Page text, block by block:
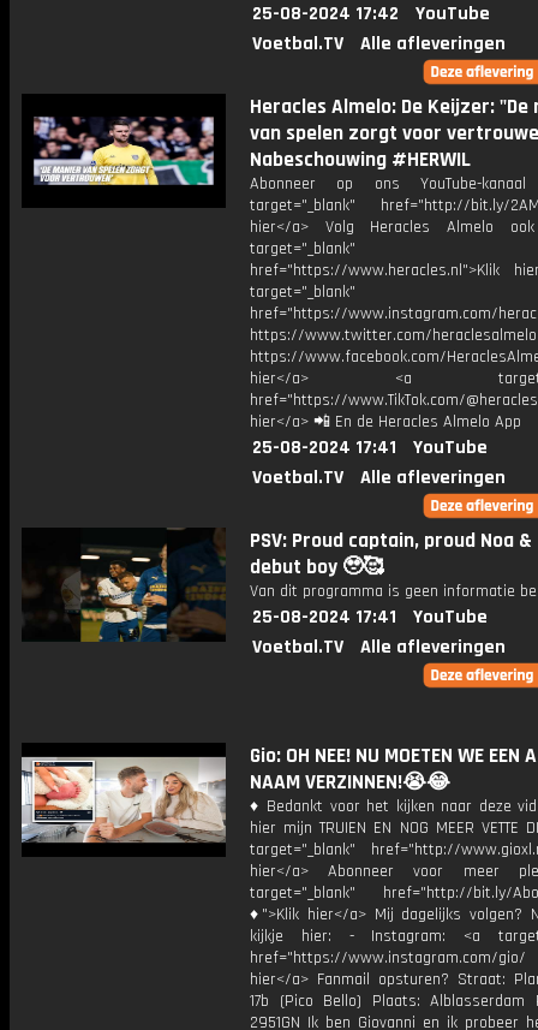
25-08-2024 17:42
YouTube
Voetbal.TV
Alle afleveringen
Heracles Almelo: De Keijzer: "De
van spelen zorgt voor
Nabeschouwing #HERWIL
Abonneer op ons YouTube-
target="_blank" href="http://bit.ly/
hier</a> Volg Heracles Almelo
target="_blank"
href="https://www.heracles.nl">Klik
target="_blank"
href="https://www.instagram.com/
https://www.twitter.com/heraclesalmelo
https://www.facebook.com/
hier</a> <a
href="https://www.TikTok.com/
hier</a> 📲 En de Heracles Almelo App
25-08-2024 17:41
YouTube
Voetbal.TV
Alle afleveringen
PSV: Proud captain, proud Noa
debut boy 🥹🥰
Van dit programma is geen informatie
25-08-2024 17:41
YouTube
Voetbal.TV
Alle afleveringen
Gio: OH NEE! NU MOETEN WE EEN
NAAM VERZINNEN!😭😂
♦ Bedankt voor het kijken naar deze
hier mijn TRUIEN EN NOG MEER VETTE
target="_blank" href="http://
hier</a> Abonneer voor meer
target="_blank" href="http://bit.ly/
♦">Klik hier</a> Mij dagelijks volgen?
kijkje hier: - Instagram: <a
href="https://www.instagram.com/
hier</a> Fanmail opsturen? Straat:
17b (Pico Bello) Plaats: Alblasserdam
2951GN Ik ben Giovanni en ik probeer